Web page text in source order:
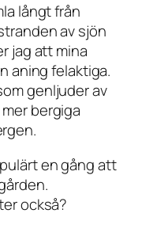
långt från
av sjön
jag att mina
aning felaktiga.
genljuder av
bergiga
en gång att
också?